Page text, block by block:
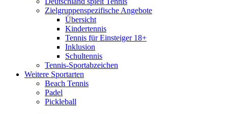
Zielgruppenspezifische Angebote
Übersicht
Kindertennis
Tennis für Einsteiger 18+
Inklusion
Schultennis
Tennis-Sportabzeichen
Weitere Sportarten
Beach Tennis
Padel
Pickleball